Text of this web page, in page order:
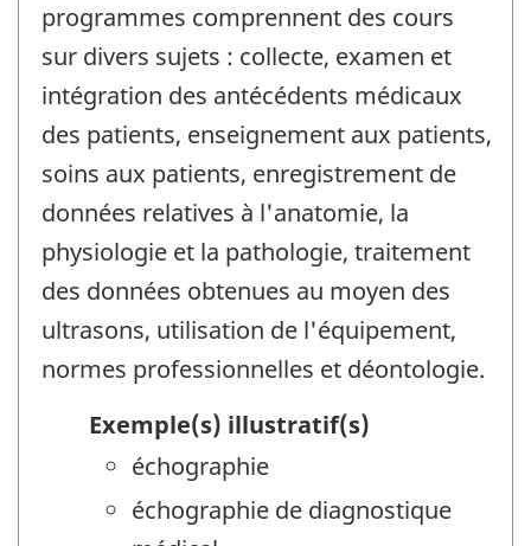
programmes comprennent des cours
sur divers sujets : collecte, examen et
intégration des antécédents médicaux
des patients, enseignement aux patients,
soins aux patients, enregistrement de
données relatives à l'anatomie, la
physiologie et la pathologie, traitement
des données obtenues au moyen des
ultrasons, utilisation de l'équipement,
normes professionnelles et déontologie.
Exemple(s) illustratif(s)
échographie
échographie de diagnostique